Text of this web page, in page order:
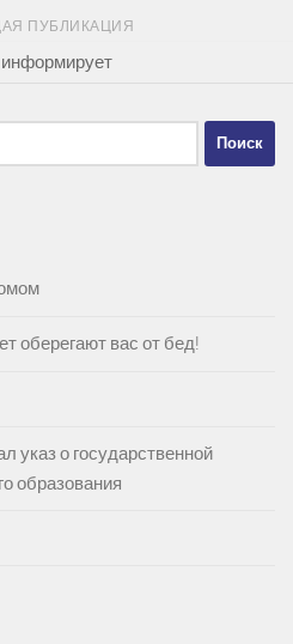
ПУБЛИКАЦИЯ
оберегают вас от бед!
указ о государственной
образования